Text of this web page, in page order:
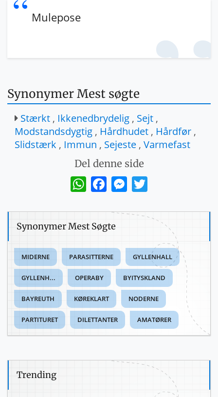
Mulepose
Synonymer Mest søgte
Stærkt , Ikkenedbrydelig , Sejt ,
Modstandsdygtig , Hårdhudet , Hårdfør ,
Slidstærk , Immun , Sejeste , Varmefast
Del denne side
WhatsAppFacebookMessenger
Synonymer Mest Søgte
MIDERNE PARASITTERNE GYLLENHALL
GYLLENH... OPERABY BYITYSKLAND
BAYREUTH KØREKLART NODERNE
PARTITURET DILETTANTER AMATØRER
Trending